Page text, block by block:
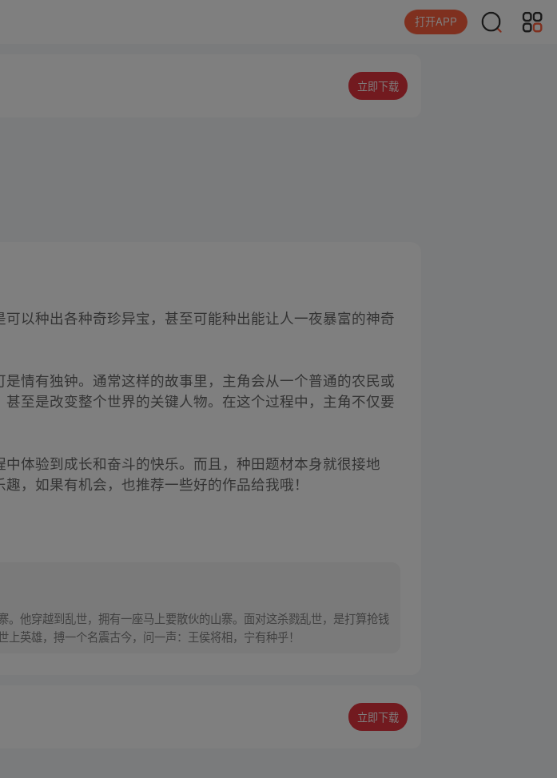
打开APP
立即下载
以种出各种奇珍异宝，甚至可能种出能让人一夜暴富的神奇
情有独钟。通常这样的故事里，主角会从一个普通的农民或
至是改变整个世界的关键人物。在这个过程中，主角不仅要
体验到成长和奋斗的快乐。而且，种田题材本身就很接地
，如果有机会，也推荐一些好的作品给我哦！
他穿越到乱世，拥有一座马上要散伙的山寨。面对这杀戮乱世，是打算抢钱
英雄，搏一个名震古今，问一声：王侯将相，宁有种乎！
立即下载